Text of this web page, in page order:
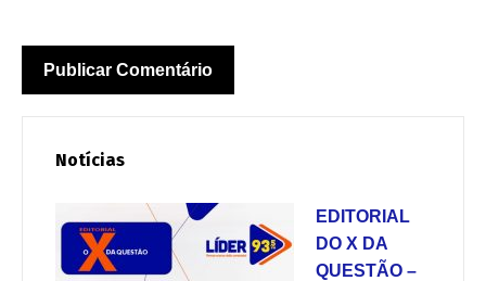
Notícias
EDITORIAL
DO X DA
QUESTÃO –